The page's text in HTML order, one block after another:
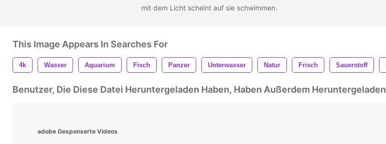
mit dem Licht scheint auf sie schwimmen.
This Image Appears In Searches For
4k Wasser Aquarium Fisch Panzer Unterwasser Natur Frisch Sauerstoff
Benutzer, Die Diese Datei Heruntergeladen Haben, Haben Außerdem Heruntergeladen
adobe Gesponserte Videos